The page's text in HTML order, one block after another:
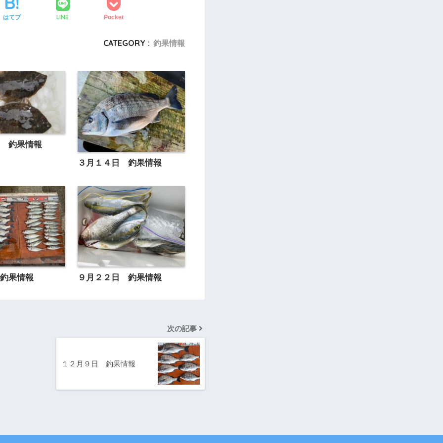
はてブ LINE Pocket
CATEGORY : 釣果情報
釣果情報
３月１４日 釣果情報
果情報 ９月２２日 釣果情報
次の記事
１２月９日 釣果情報